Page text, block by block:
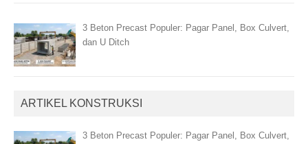
3 Beton Precast Populer: Pagar Panel, Box Culvert,
dan U Ditch
ARTIKEL KONSTRUKSI
3 Beton Precast Populer: Pagar Panel, Box Culvert,